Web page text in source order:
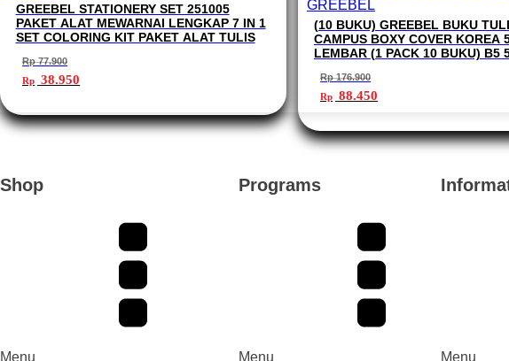
GREEBEL STATIONERY SET 251005
PAKET ALAT MEWARNAI LENGKAP 7 IN 1
SET COLORING KIT PAKET ALAT TULIS
Rp77.900
Harga
aslinya
Rp 77.900.
Rp 38.950saat
adalah:
Rp 38.950.
(10 BUKU) GREEBEL BUKU
CAMPUS BOXY COVER KOREA
LEMBAR (1 PACK 10 BUKU) B5
Rp176.900
Harga
aslinya
Rp 176.900.
Rp 88.450saat
adalah:
Rp 88.450.
Shop
Menu
Programs
Menu Menu